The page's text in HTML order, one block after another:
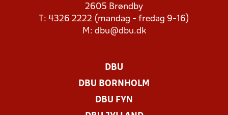
2605 Brøndby
T: 4326 2222 (mandag - fredag 9-16)
M: dbu@dbu.dk
DBU
DBU BORNHOLM
DBU FYN